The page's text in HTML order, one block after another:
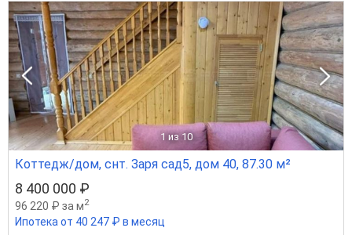
1 из 10
Коттедж/дом, снт. Заря сад5, дом 40, 87.30 м²
8 400 000 ₽
96 220 ₽ за м2
Ипотека от 40 247 ₽ в месяц